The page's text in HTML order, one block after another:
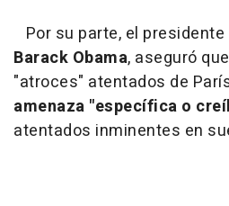
Por su parte, el
Barack Obama, aseguró
"atroces" atentados de
amenaza "específica o
atentados inminentes en